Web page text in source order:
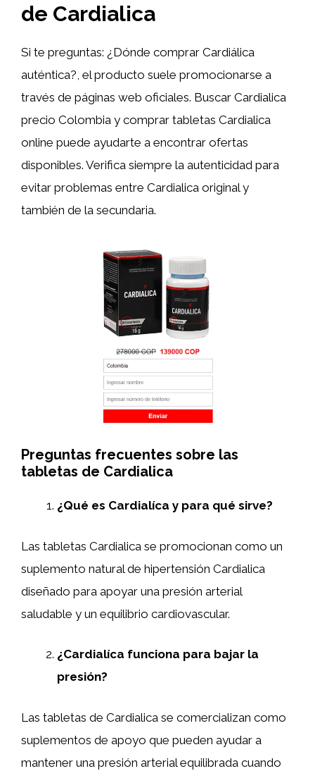
de Cardialica
Si te preguntas: ¿Dónde comprar Cardiálica
auténtica?, el producto suele promocionarse a
través de páginas web oficiales. Buscar Cardialica
precio Colombia y comprar tabletas Cardialica
online puede ayudarte a encontrar ofertas
disponibles. Verifica siempre la autenticidad para
evitar problemas entre Cardialica original y
también de la secundaria.
Preguntas frecuentes sobre las
tabletas de Cardialica
¿Qué es Cardialíca y para qué sirve?
Las tabletas Cardialica se promocionan como un
suplemento natural de hipertensión Cardialica
diseñado para apoyar una presión arterial
saludable y un equilibrio cardiovascular.
¿Cardialíca funciona para bajar la
presión?
Las tabletas de Cardialica se comercializan como
suplementos de apoyo que pueden ayudar a
mantener una presión arterial equilibrada cuando